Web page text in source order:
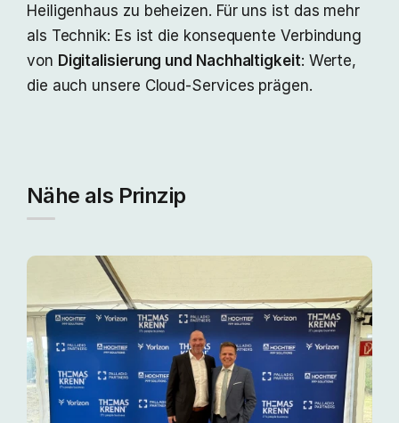
Heiligenhaus zu beheizen. Für uns ist das mehr
als Technik: Es ist die konsequente Verbindung
von Digitalisierung und Nachhaltigkeit: Werte,
die auch unsere Cloud‑Services prägen.
Nähe als Prinzip